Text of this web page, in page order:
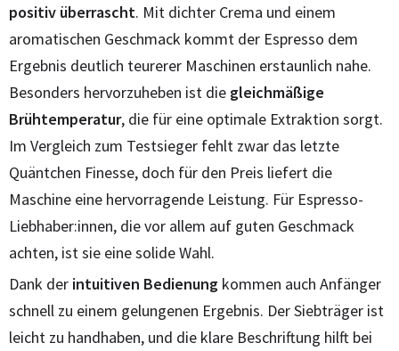
positiv überrascht. Mit dichter Crema und einem
aromatischen Geschmack kommt der Espresso dem
Ergebnis deutlich teurerer Maschinen erstaunlich nahe.
Besonders hervorzuheben ist die gleichmäßige
Brühtemperatur, die für eine optimale Extraktion sorgt.
Im Vergleich zum Testsieger fehlt zwar das letzte
Quäntchen Finesse, doch für den Preis liefert die
Maschine eine hervorragende Leistung. Für Espresso-
Liebhaber:innen, die vor allem auf guten Geschmack
achten, ist sie eine solide Wahl.
Dank der intuitiven Bedienung kommen auch Anfänger
schnell zu einem gelungenen Ergebnis. Der Siebträger ist
leicht zu handhaben, und die klare Beschriftung hilft bei